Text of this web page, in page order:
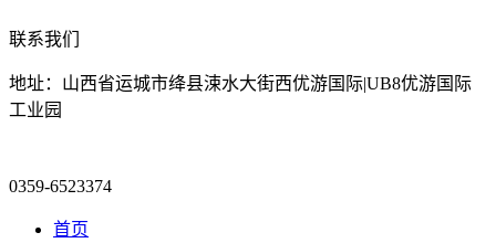
联系我们
地址：山西省运城市绛县涑水大街西优游国际|UB8优游国际
工业园
0359-6523374
首页